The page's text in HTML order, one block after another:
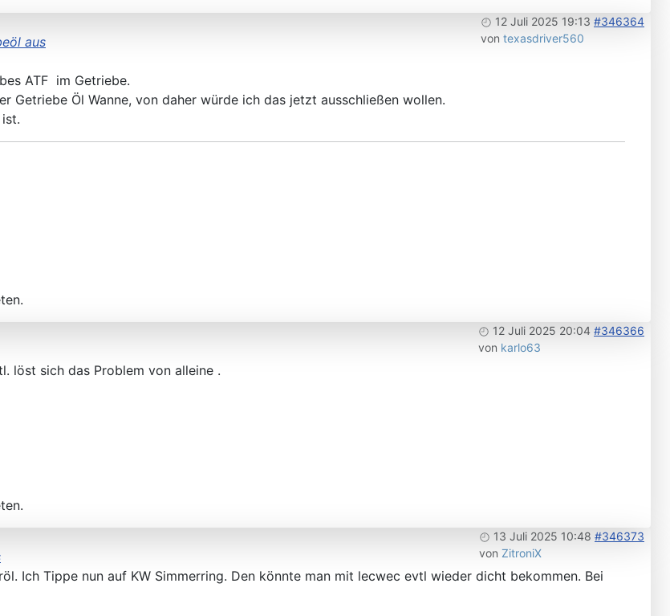
12 Juli 2025 19:13 #346364
von texasdriver560
aus
ATF im Getriebe.
Getriebe Öl Wanne, von daher würde ich das jetzt ausschließen wollen.
12 Juli 2025 20:04 #346366
von karlo63
löst sich das Problem von alleine .
13 Juli 2025 10:48 #346373
von ZitroniX
Ich Tippe nun auf KW Simmerring. Den könnte man mit lecwec evtl wieder dicht bekommen. Bei